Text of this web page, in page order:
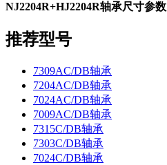
NJ2204R+HJ2204R轴承尺寸参数
推荐型号
7309AC/DB轴承
7204AC/DB轴承
7024AC/DB轴承
7009AC/DB轴承
7315C/DB轴承
7303C/DB轴承
7024C/DB轴承